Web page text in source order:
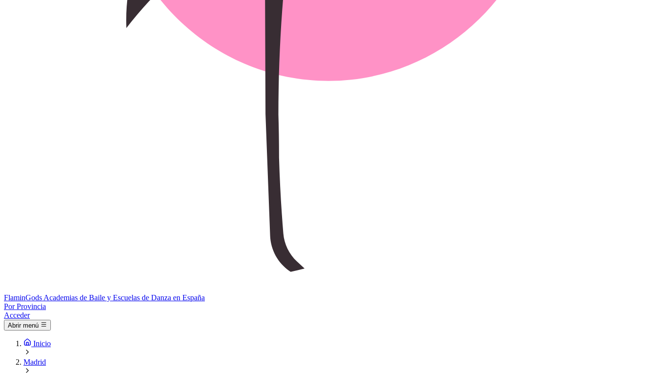
FlaminGods Academias de Baile y Escuelas de Danza en España
Por Provincia
Acceder
Abrir menú
Inicio
Madrid